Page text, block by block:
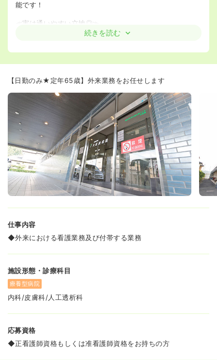
能です！
≪実は通いやすい立地◎≫
◆宇都宮周辺から通勤してる看護師さん多数！通勤に利用
辺からは30分ほどで着きます！ 気になる方は一度、矢板
≪子育て中の看護師さんも多数活躍中！子育てへの理解
◆残業も少なく、夜勤回数も相談可能です！子育てが落ち
着いた方で残業が少なく働きたい方にはピッタリの環境で
す！
◆保育師様の人数も最近増やしたため、安心してお預けで
きる体制が整っております☆ 春休みなどの長期休みの際
は、小学生のお子様も臨時で預かることも可能です。
≪後方支援の病院です！≫
◆人工呼吸器や人工透析の治療を実施しています。県内の
中核病院などから患者の受入れを行い、地域の病院連携を
通して急性期病院の後方支援をしています。
続きを読む
【日勤のみ★定年65歳】外来業務をお任せします
仕事内容
◆外来における看護業務及び付帯する業務
施設形態・診療科目
療養型病院
内科/皮膚科/人工透析科
応募資格
◆正看護師資格もしくは准看護師資格をお持ちの方